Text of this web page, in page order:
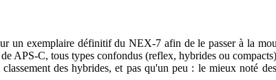
un exemplaire définitif du NEX-7 afin de le passer à la
APS-C, tous types confondus (reflex, hybrides ou
des hybrides, et pas qu'un peu : le mieux noté